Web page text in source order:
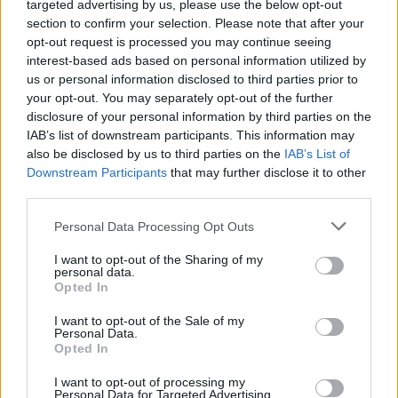
targeted advertising by us, please use the below opt-out
section to confirm your selection. Please note that after your
opt-out request is processed you may continue seeing
interest-based ads based on personal information utilized by
us or personal information disclosed to third parties prior to
your opt-out. You may separately opt-out of the further
disclosure of your personal information by third parties on the
IAB’s list of downstream participants. This information may
also be disclosed by us to third parties on the IAB’s List of
Downstream Participants that may further disclose it to other
Personal Data Processing Opt Outs
I want to opt-out of the Sharing of my
personal data.
Opted In
I want to opt-out of the Sale of my
Personal Data.
Opted In
I want to opt-out of processing my
Personal Data for Targeted Advertising.
10/08/2026
ΔΗΜΟΦΙΛΗ
Μαρινάκης για τις δηλώσεις Τσίπρα: «Θεωρήσαμε
πρόκειται για επιθεώρηση – Η συλλογική μνήμη
σβήνει τόσο εύκολα»
10/08/2026
«Οδύσσεια»: Η εμπορικότερη ταινία του Νόλαν
πιο κερδοφόρα στην ιστορία του IMAX
Το Ιράν απαντά στον Τραμπ: «Οι Ιρανοί είναι
10/08/2026
Στουρνάρας στη Handelsblatt: «Ευπρόσδεκτες οι
10/08/2026
«Αναγκαία προσωρινή λύση η συλλογική ηγεσία»
με νόημα ο Πολάκης